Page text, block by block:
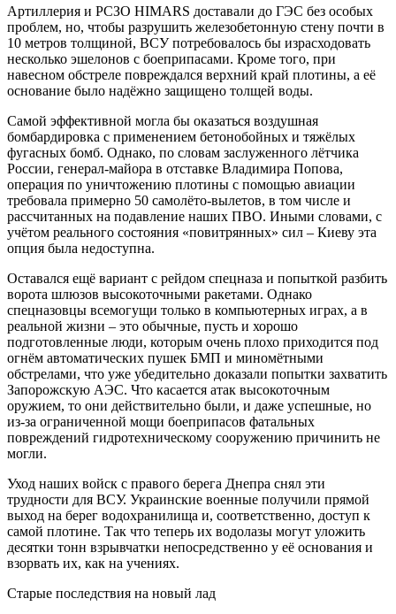
Артиллерия и РСЗО HIMARS доставали до ГЭС без особых
проблем, но, чтобы разрушить железобетонную стену почти в
10 метров толщиной, ВСУ потребовалось бы израсходовать
несколько эшелонов с боеприпасами. Кроме того, при
навесном обстреле повреждался верхний край плотины, а её
основание было надёжно защищено толщей воды.
Самой эффективной могла бы оказаться воздушная
бомбардировка с применением бетонобойных и тяжёлых
фугасных бомб. Однако, по словам заслуженного лётчика
России, генерал-майора в отставке Владимира Попова,
операция по уничтожению плотины с помощью авиации
требовала примерно 50 самолёто-вылетов, в том числе и
рассчитанных на подавление наших ПВО. Иными словами, с
учётом реального состояния «повитрянных» сил – Киеву эта
опция была недоступна.
Оставался ещё вариант с рейдом спецназа и попыткой разбить
ворота шлюзов высокоточными ракетами. Однако
спецназовцы всемогущи только в компьютерных играх, а в
реальной жизни – это обычные, пусть и хорошо
подготовленные люди, которым очень плохо приходится под
огнём автоматических пушек БМП и миномётными
обстрелами, что уже убедительно доказали попытки захватить
Запорожскую АЭС. Что касается атак высокоточным
оружием, то они действительно были, и даже успешные, но
из-за ограниченной мощи боеприпасов фатальных
повреждений гидротехническому сооружению причинить не
могли.
Уход наших войск с правого берега Днепра снял эти
трудности для ВСУ. Украинские военные получили прямой
выход на берег водохранилища и, соответственно, доступ к
самой плотине. Так что теперь их водолазы могут уложить
десятки тонн взрывчатки непосредственно у её основания и
взорвать их, как на учениях.
Старые последствия на новый лад